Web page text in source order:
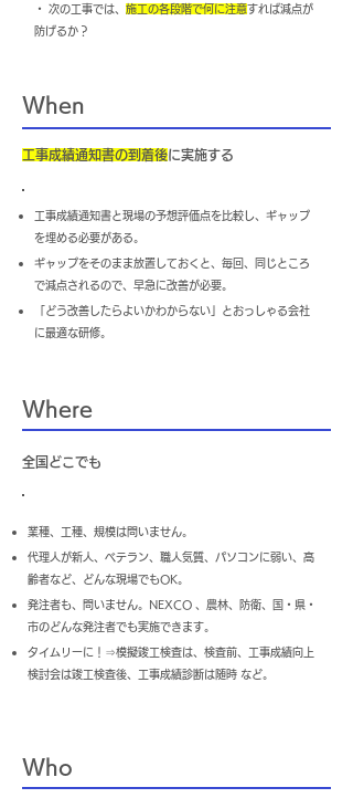
・ 次の工事では、 施工の各段階で何に注意すれば減点が
防げるか？
When
工事成績通知書の到着後に実施する
工事成績通知書と現場の予想評価点を比較し、ギャップ
を埋める必要がある。
ギャップをそのまま放置しておくと、毎回、同じところ
で減点されるので、早急に改善が必要。
「どう改善したらよいかわからない」とおっしゃる会社
に最適な研修。
Where
全国どこでも
業種、工種、規模は問いません。
代理人が新人、ベテラン、職人気質、パソコンに弱い、高
齢者など、どんな現場でもOK。
発注者も、問いません。NEXCO 、農林、防衛、国・県・
市のどんな発注者でも実施できます。
タイムリーに！⇒模擬竣工検査は、検査前、工事成績向上
検討会は竣工検査後、工事成績診断は随時 など。
Who